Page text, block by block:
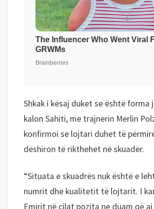
Shkak i kësaj duket se është forma
kalon Sahiti, me trajnerin Merlin
konfirmoi se lojtari duhet të
dëshiron të rikthehet në skuadër.
“Situata e skuadrës nuk është e
numrit dhe kualitetit të lojtarit. I
Emirit në cilat pozita ne duam që